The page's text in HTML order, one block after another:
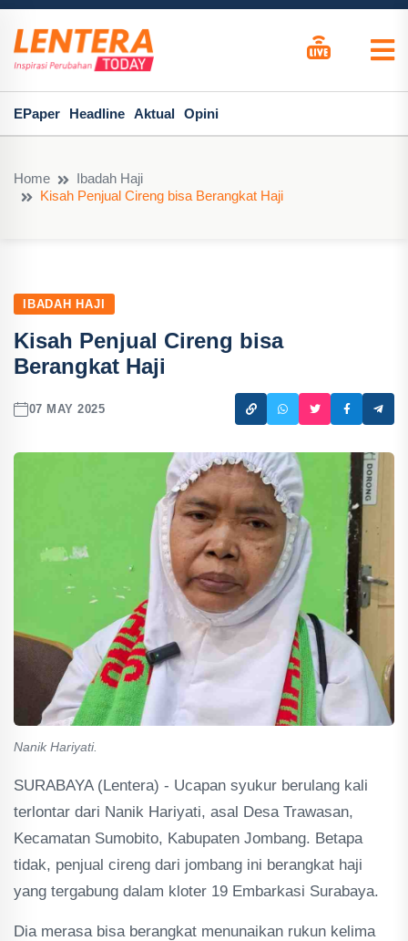
EPaper Headline Aktual Opini
Home
Ibadah Haji
Kisah Penjual Cireng bisa Berangkat Haji
IBADAH HAJI
Kisah Penjual Cireng bisa
Berangkat Haji
07 MAY 2025
Nanik Hariyati.
SURABAYA (Lentera) - Ucapan syukur berulang kali
terlontar dari Nanik Hariyati, asal Desa Trawasan,
Kecamatan Sumobito, Kabupaten Jombang. Betapa
tidak, penjual cireng dari jombang ini berangkat haji
yang tergabung dalam kloter 19 Embarkasi Surabaya.
Dia merasa bisa berangkat menunaikan rukun kelima